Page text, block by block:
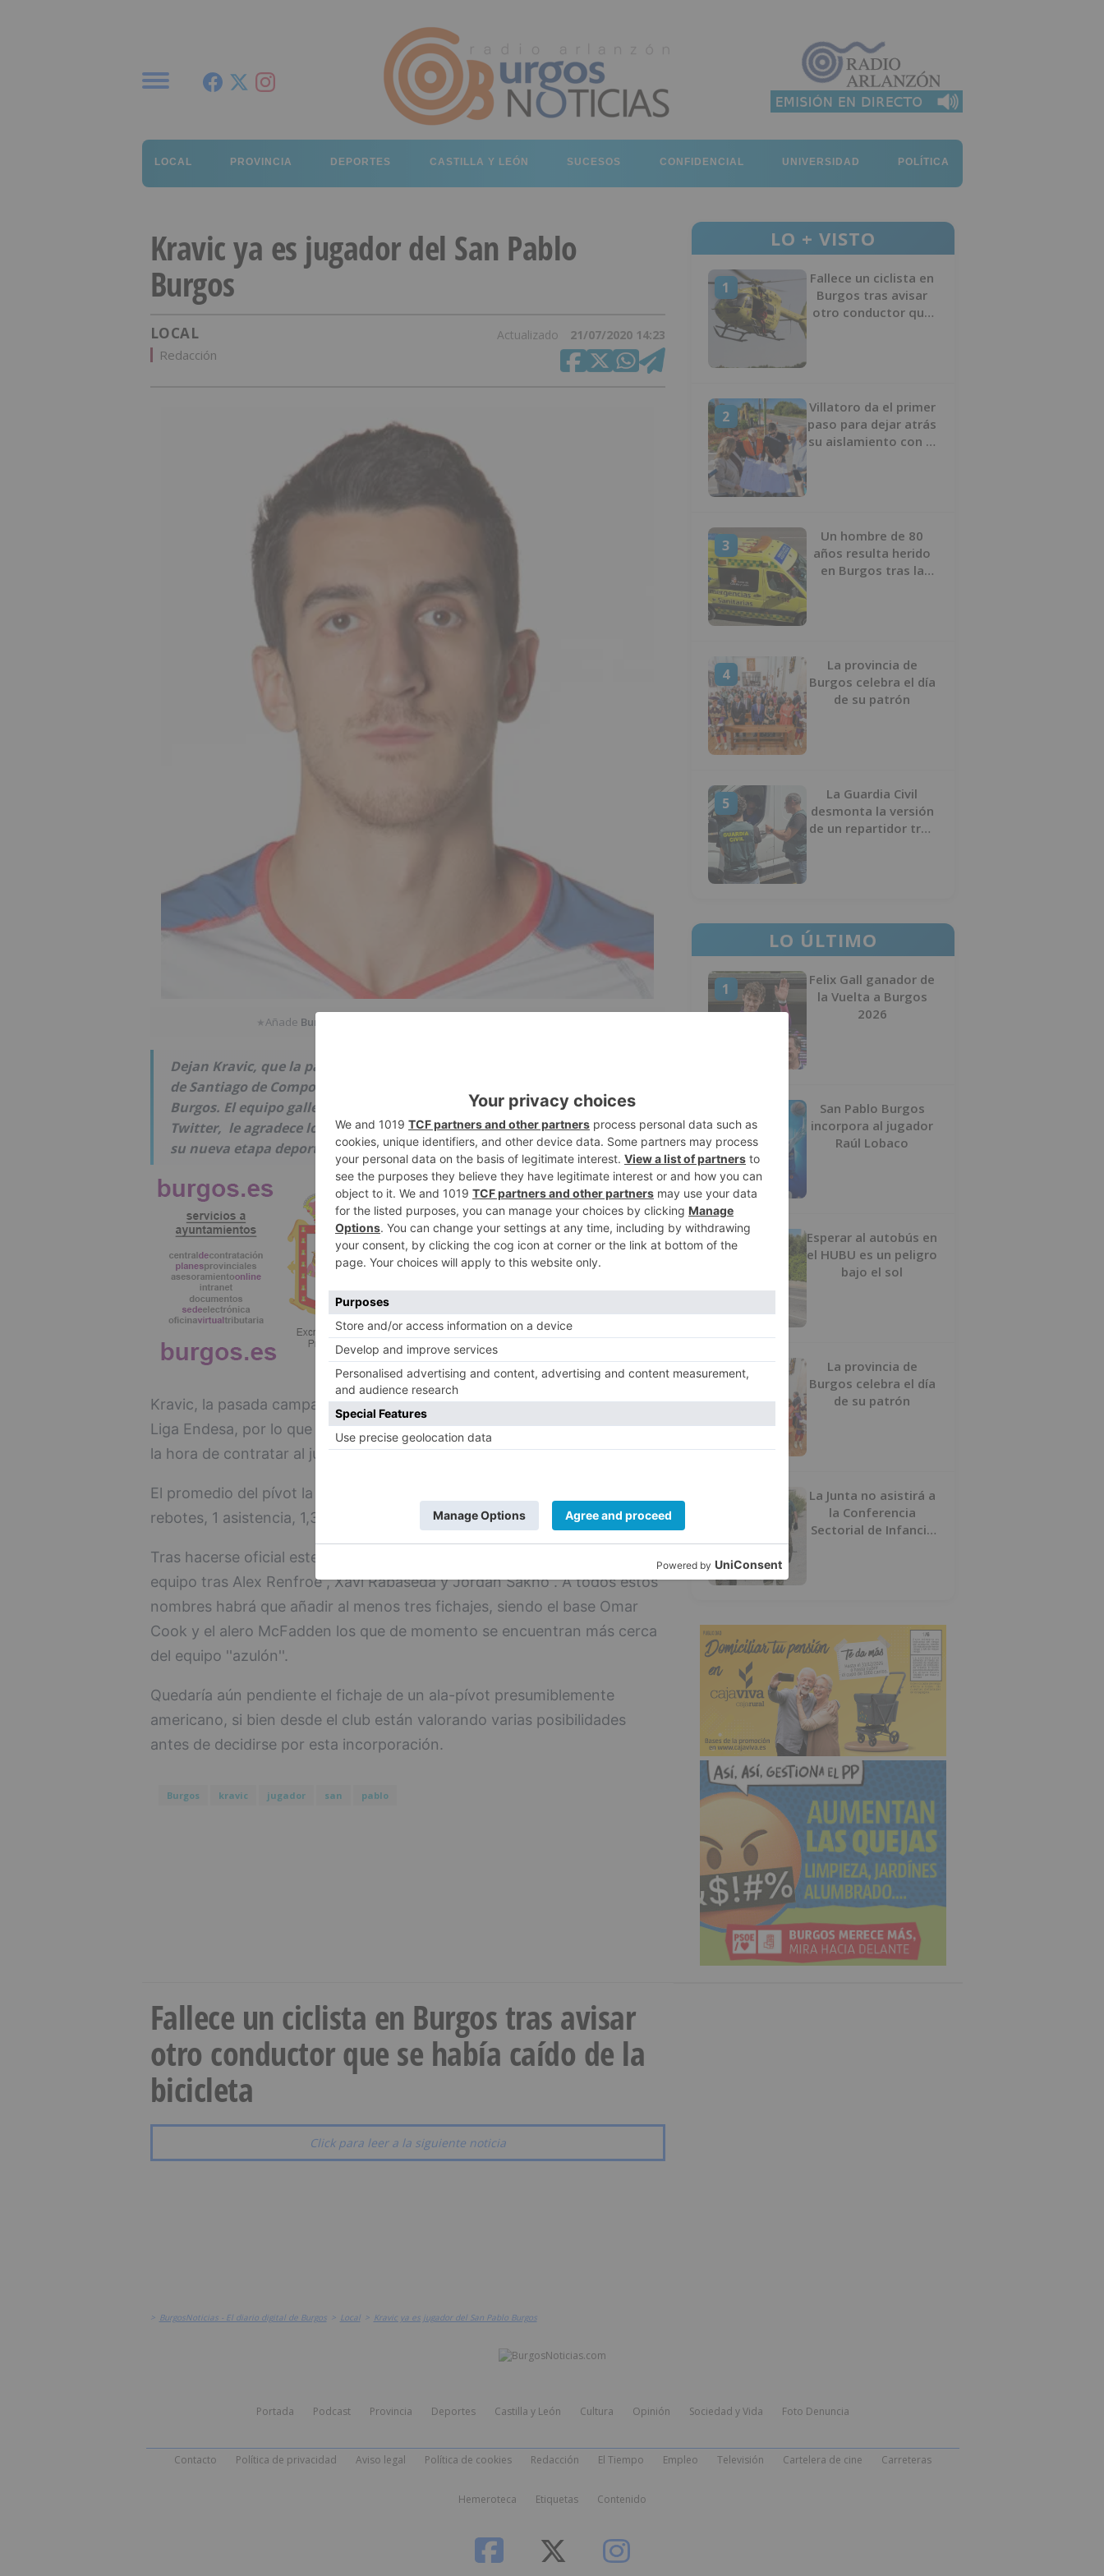
LOCAL PROVINCIA DEPORTES CASTILLA Y LEÓN SUCESOS CONFIDENCIAL UNIVERSIDAD POLÍTICA
Kravic ya es jugador del San Pablo
Burgos
LOCAL Actualizado 21/07/2020 14:23
Redacción
★Añade BurgosNoticias
Dejan Kravic, que la pasada temporada defendió los colores del Obradoiro
de Santiago de Compostela ya es oficialmente jugador del San Pablo
Burgos. El equipo gallego acaba de oficializar el acuerdo en su cuenta de
Twitter, le agradece los servicios prestados y desea al pívot serbio suerte en
su nueva etapa deportiva.
Kravic, la pasada campaña fue uno de los jugadores más valorados de la
Liga Endesa, por lo que el club burgalés no se lo ha pensado dos veces a
la hora de contratar al jugador balcánico.
El promedio del pívot la campaña anterior fue de 13,2 puntos, 6,4 en
rebotes, 1 asistencia, 1,3 en tapones y 15,9 de valoración.
Tras hacerse oficial este fichaje, se trata de la cuarta incorporación del
equipo tras Alex Renfroe , Xavi Rabaseda y Jordan Sakho . A todos estos
nombres habrá que añadir al menos tres fichajes, siendo el base Omar
Cook y el alero McFadden los que de momento se encuentran más cerca
del equipo ''azulón''.
Quedaría aún pendiente el fichaje de un ala-pívot presumiblemente
americano, si bien desde el club están valorando varias posibilidades
antes de decidirse por esta incorporación.
Burgos kravic jugador san pablo
LO + VISTO
1
Fallece un ciclista en
Burgos tras avisar
otro conductor que
2
Villatoro da el primer
paso para dejar atrás
su aislamiento con el
3
Un hombre de 80
años resulta herido
en Burgos tras la
4
La provincia de
Burgos celebra el día
de su patrón
5
La Guardia Civil
desmonta la versión
de un repartidor tras
LO ÚLTIMO
1
Felix Gall ganador de
la Vuelta a Burgos
2026
2
San Pablo Burgos
incorpora al jugador
Raúl Lobaco
3
Esperar al autobús en
el HUBU es un peligro
bajo el sol
4
La provincia de
Burgos celebra el día
de su patrón
La Junta no asistirá a
la Conferencia
Sectorial de Infancia
Fallece un ciclista en Burgos tras avisar
otro conductor que se había caído de la
bicicleta
Click para leer a la siguiente noticia
> BurgosNoticias - El diario digital de Burgos > Local > Kravic ya es jugador del San Pablo Burgos
Portada Podcast Provincia Deportes Castilla y León Cultura Opinión Sociedad y Vida Foto Denuncia
Contacto Política de privacidad Aviso legal Política de cookies Redacción El Tiempo Empleo Televisión Cartelera de cine Carreteras
Hemeroteca Etiquetas Contenido